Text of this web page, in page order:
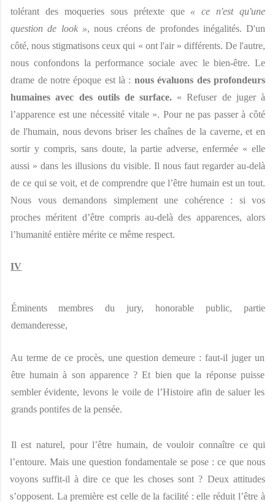
tolérant des moqueries sous prétexte que « ce n'est qu'une
question de look », nous créons de profondes inégalités. D'un
côté, nous stigmatisons ceux qui « ont l'air » différents. De l'autre,
nous confondons la performance sociale avec le bien-être. Le
drame de notre époque est là : nous évaluons des profondeurs
humaines avec des outils de surface. « Refuser de juger à
l’apparence est une nécessité vitale ». Pour ne pas passer à côté
de l'humain, nous devons briser les chaînes de la caverne, et en
sortir y compris, sans doute, la partie adverse, enfermée « elle
aussi » dans les illusions du visible. Il nous faut regarder au-delà
de ce qui se voit, et de comprendre que l’être humain est un tout.
Nous vous demandons simplement une cohérence : si vos
proches méritent d’être compris au-delà des apparences, alors
l’humanité entière mérite ce même respect.
IV
Éminents membres du jury, honorable public, partie
demanderesse,
Au terme de ce procès, une question demeure : faut-il juger un
être humain à son apparence ? Et bien que la réponse puisse
sembler évidente, levons le voile de l’Histoire afin de saluer les
grands pontifes de la pensée.
Il est naturel, pour l’être humain, de vouloir connaître ce qui
l’entoure. Mais une question fondamentale se pose : ce que nous
voyons suffit-il à dire ce que les choses sont ? Deux attitudes
s’opposent. La première est celle de la facilité : elle réduit l’être à